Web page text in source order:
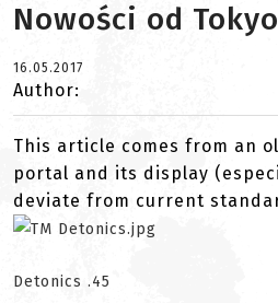
Nowości od
16.05.2017
Author:
This article comes from an
portal and its display
deviate from current
Detonics .45